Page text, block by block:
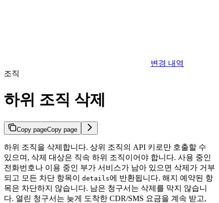
변경 내역
조직
하위 조직 삭제
Copy pageCopy page
하위 조직을 삭제합니다. 상위 조직의 API 키로만 호출할 수
있으며, 삭제 대상은 직속 하위 조직이어야 합니다. 사용 중인
전화번호나 이용 중인 부가 서비스가 남아 있으면 삭제가 거부
되고 모든 차단 항목이 details에 반환됩니다. 해지 예약된 항
목은 차단하지 않습니다. 남은 청구서는 삭제를 막지 않습니
다. 열린 청구서는 늦게 도착한 CDR/SMS 요금을 계속 받고,